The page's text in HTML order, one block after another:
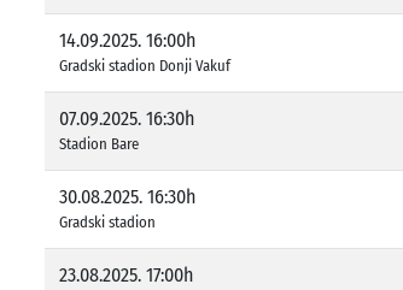
14.09.2025. 16:00h
Gradski stadion Donji Vakuf
07.09.2025. 16:30h
Stadion Bare
30.08.2025. 16:30h
Gradski stadion
23.08.2025. 17:00h